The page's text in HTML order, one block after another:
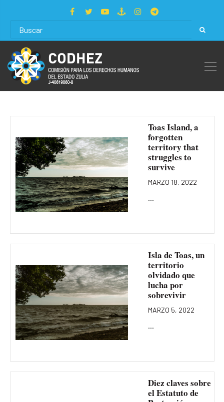
Toas Island, a
forgotten
territory that
struggles to
survive
MARZO 18, 2022
Isla de Toas, un
territorio
olvidado que
lucha por
sobrevivir
MARZO 5, 2022
Diez claves sobre
el Estatuto de